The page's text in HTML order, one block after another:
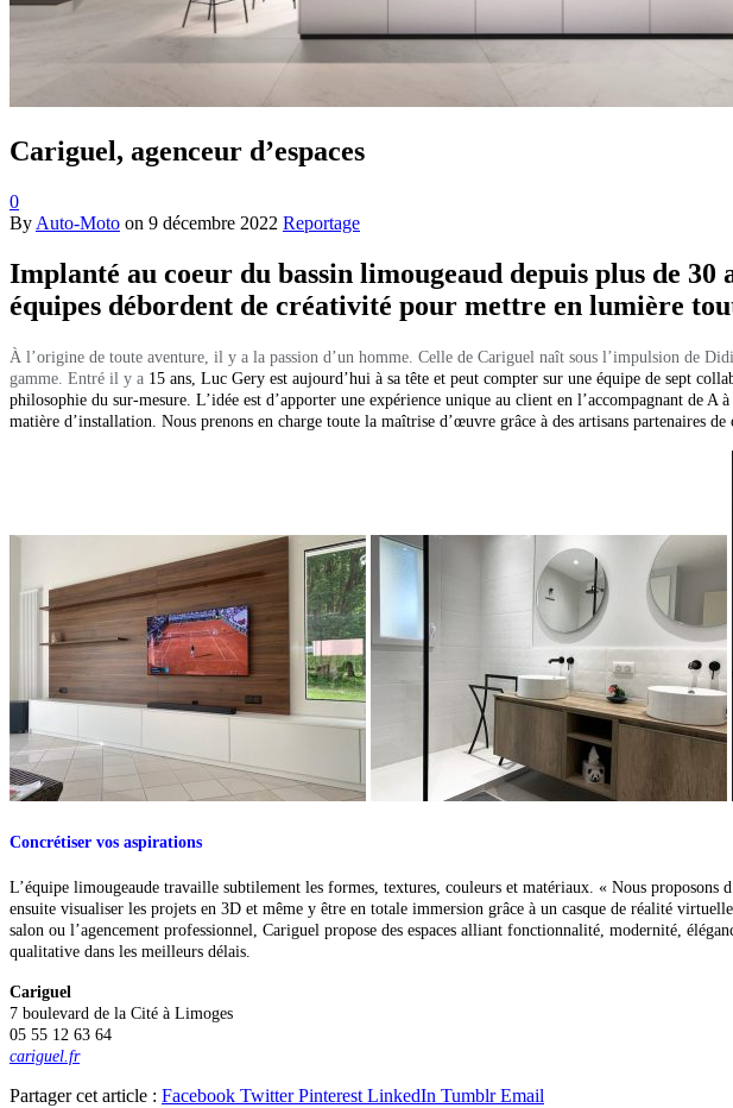
Cariguel, agenceur d’espaces
0
By Auto-Moto on 9 décembre 2022 Reportage
Implanté au coeur du bassin limougeaud depuis plus de 30
équipes débordent de créativité pour mettre en lumière
À l’origine de toute aventure, il y a la passion d’un homme. Celle de Cariguel naît sous l’impulsion de
gamme. Entré il y a 15 ans, Luc Gery est aujourd’hui à sa tête et peut compter sur une équipe de sept
philosophie du sur-mesure. L’idée est d’apporter une expérience unique au client en l’accompagnant de
matière d’installation. Nous prenons en charge toute la maîtrise d’œuvre grâce à des artisans partenaires
Concrétiser vos aspirations
L’équipe limougeaude travaille subtilement les formes, textures, couleurs et matériaux. « Nous proposons
ensuite visualiser les projets en 3D et même y être en totale immersion grâce à un casque de réalité
salon ou l’agencement professionnel, Cariguel propose des espaces alliant fonctionnalité, modernité,
qualitative dans les meilleurs délais.
Cariguel
7 boulevard de la Cité à Limoges
05 55 12 63 64
cariguel.fr
Partager cet article : Facebook Twitter Pinterest LinkedIn Tumblr Email